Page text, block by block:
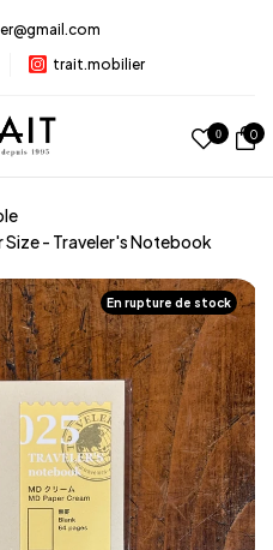
trait.mobilier
0 0
Size - Traveler's Notebook
En rupture de stock